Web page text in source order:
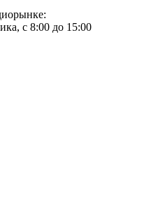
с 8:00 до 15:00